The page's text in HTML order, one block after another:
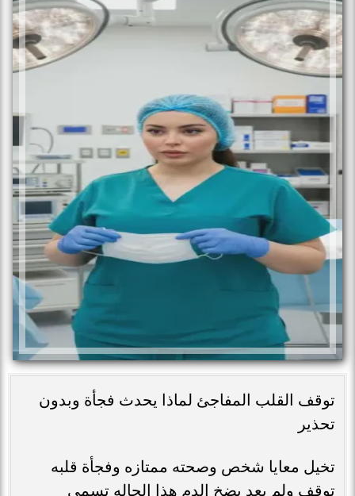
توقف القلب المفاجئ لماذا يحدث فجأة وبدون
تحذير
تخيل معايا شخص وصحته ممتازه وفجأة قلبه
توقف ولم يعد يضخ الدم هذا الحاله تسمي